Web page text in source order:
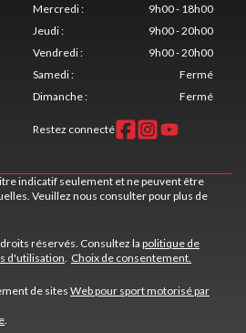
Mercredi:
9h00 - 18h00
Jeudi:
9h00 - 20h00
Vendredi:
9h00 - 20h00
Samedi:
Fermé
Dimanche: Fermé
Restez connecté
indicatif seulement et ne peuvent être
Veuillez nous consulter pour plus de
réservés. Consultez la politique de
d'utilisation Choix de consentement.
de sites Web pour sport motorisé par